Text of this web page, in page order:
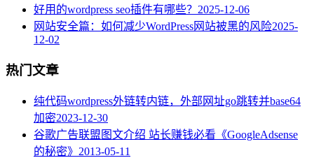
好用的wordpress seo插件有哪些？ 2025-12-06
网站安全篇：如何减少WordPress网站被黑的风险2025-
12-02
热门文章
纯代码wordpress外链转内链，外部网址go跳转并base64
加密2023-12-30
谷歌广告联盟图文介绍 站长赚钱必看《GoogleAdsense
的秘密》 2013-05-11